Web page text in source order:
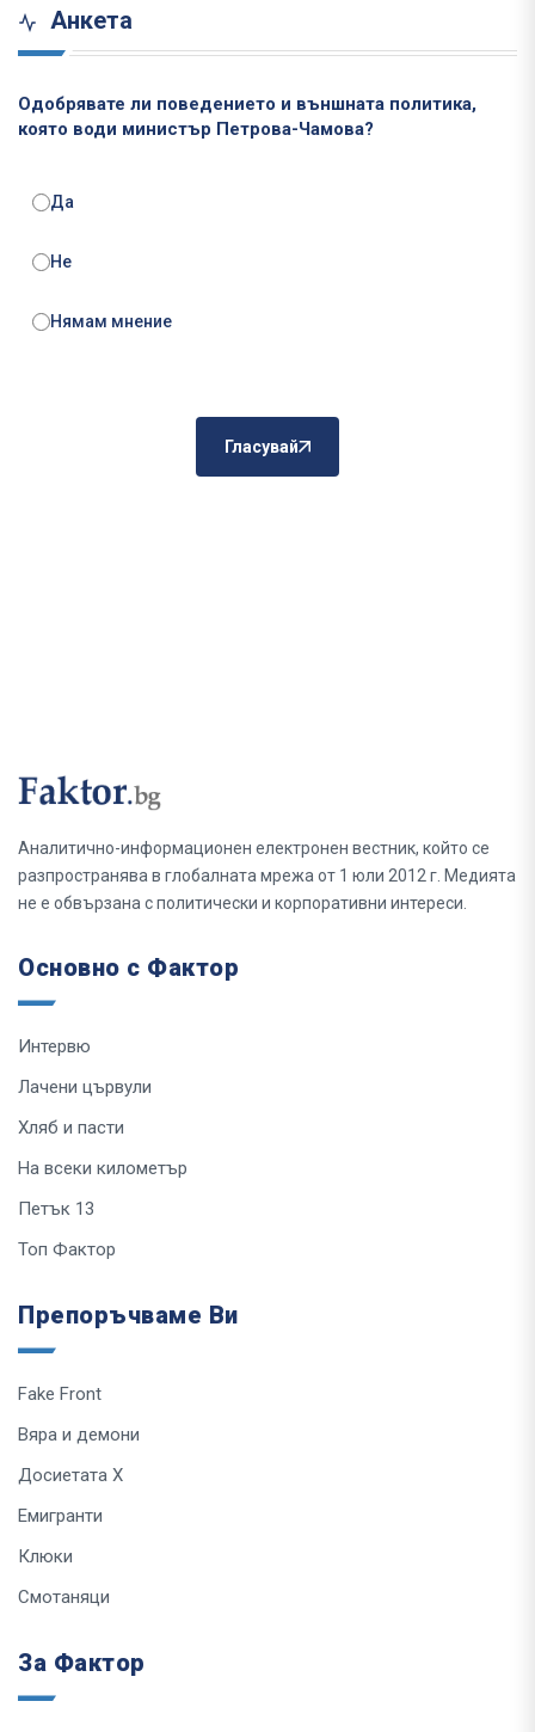
Анкета
Одобрявате ли поведението и външната политика,
която води министър Петрова-Чамова?
Да
Не
Нямам мнение
Гласувай
Аналитично-информационен електронен вестник, който се
разпространява в глобалната мрежа от 1 юли 2012 г. Медията
не е обвързана с политически и корпоративни интереси.
Основно с Фактор
Интервю
Лачени цървули
Хляб и пасти
На всеки километър
Петък 13
Топ Фактор
Препоръчваме Ви
Fake Front
Вяра и демони
Досиетата Х
Емигранти
Клюки
Смотаняци
За Фактор